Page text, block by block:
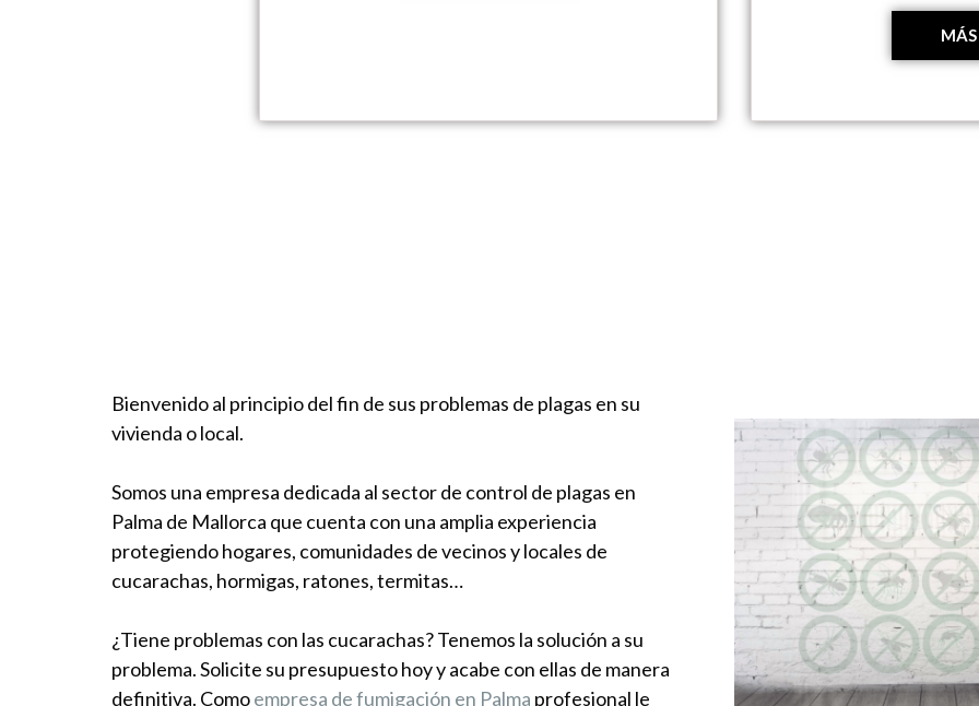
Bienvenido al principio del fin de sus problemas de plagas en su
vivienda o local.
Somos una empresa dedicada al sector de control de plagas en
Palma de Mallorca que cuenta con una amplia experiencia
protegiendo hogares, comunidades de vecinos y locales de
cucarachas, hormigas, ratones, termitas…
¿Tiene problemas con las cucarachas? Tenemos la solución a su
problema. Solicite su presupuesto hoy y acabe con ellas de manera
definitiva. Comoempresa de fumigación en Palma profesional le